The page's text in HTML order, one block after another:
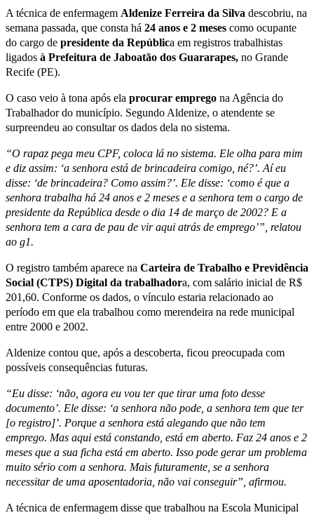
A técnica de enfermagem Aldenize Ferreira da Silva descobriu, na
semana passada, que consta há 24 anos e 2 meses como ocupante
do cargo de presidente da República em registros trabalhistas
ligados à Prefeitura de Jaboatão dos Guararapes, no Grande
Recife (PE).
O caso veio à tona após ela procurar emprego na Agência do
Trabalhador do município. Segundo Aldenize, o atendente se
surpreendeu ao consultar os dados dela no sistema.
“O rapaz pega meu CPF, coloca lá no sistema. Ele olha para mim
e diz assim: ‘a senhora está de brincadeira comigo, né?’. Aí eu
disse: ‘de brincadeira? Como assim?’. Ele disse: ‘como é que a
senhora trabalha há 24 anos e 2 meses e a senhora tem o cargo de
presidente da República desde o dia 14 de março de 2002? E a
senhora tem a cara de pau de vir aqui atrás de emprego’”, relatou
ao g1.
O registro também aparece na Carteira de Trabalho e Previdência
Social (CTPS) Digital da trabalhadora, com salário inicial de R$
201,60. Conforme os dados, o vínculo estaria relacionado ao
período em que ela trabalhou como merendeira na rede municipal
entre 2000 e 2002.
Aldenize contou que, após a descoberta, ficou preocupada com
possíveis consequências futuras.
“Eu disse: ‘não, agora eu vou ter que tirar uma foto desse
documento’. Ele disse: ‘a senhora não pode, a senhora tem que ter
[o registro]’. Porque a senhora está alegando que não tem
emprego. Mas aqui está constando, está em aberto. Faz 24 anos e 2
meses que a sua ficha está em aberto. Isso pode gerar um problema
muito sério com a senhora. Mais futuramente, se a senhora
necessitar de uma aposentadoria, não vai conseguir”, afirmou.
A técnica de enfermagem disse que trabalhou na Escola Municipal